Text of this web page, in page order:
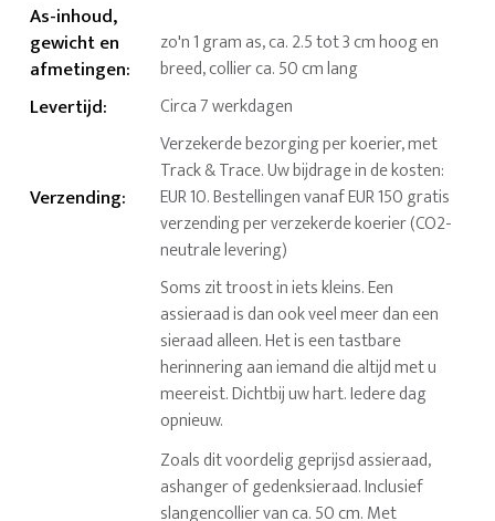
As-inhoud,
gewicht en
afmetingen:
zo'n 1 gram as, ca. 2.5 tot 3 cm hoog en
breed, collier ca. 50 cm lang
Levertijd: Circa 7 werkdagen
Verzending:
Verzekerde bezorging per koerier, met
Track & Trace. Uw bijdrage in de kosten:
EUR 10. Bestellingen vanaf EUR 150 gratis
verzending per verzekerde koerier (CO2-
neutrale levering)
Soms zit troost in iets kleins. Een
assieraad is dan ook veel meer dan een
sieraad alleen. Het is een tastbare
herinnering aan iemand die altijd met u
meereist. Dichtbij uw hart. Iedere dag
opnieuw.
Zoals dit voordelig geprijsd assieraad,
ashanger of gedenksieraad. Inclusief
slangencollier van ca. 50 cm. Met